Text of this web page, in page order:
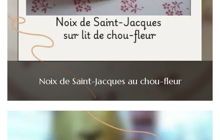
Noix de Saint-Jacques au chou-fleur